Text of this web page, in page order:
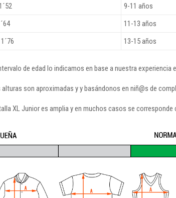
9-11 años
11-13 años
13-15 años
de edad lo indicamos en base a nuestra experiencia
son aproximadas y y basándonos en niñ@s de
XL Junior es amplia y en muchos casos se corresponde